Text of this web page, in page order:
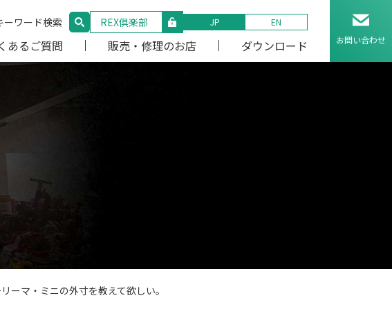
ーワード検索 REX倶楽部 JP EN
あるご質問 販売・修理のお店 ダウンロード お問い合わせ
ーマ・ミニの外寸を教えて欲しい。